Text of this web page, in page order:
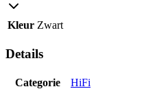
Kleur Zwart
Details
Categorie
HiFi